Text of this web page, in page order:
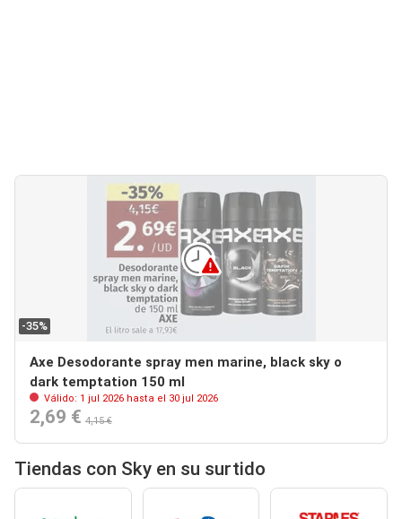
-35%
Axe Desodorante spray men marine, black sky o
dark temptation 150 ml
Válido: 1 jul 2026 hasta el 30 jul 2026
2,69 € 4,15 €
Tiendas con Sky en su surtido